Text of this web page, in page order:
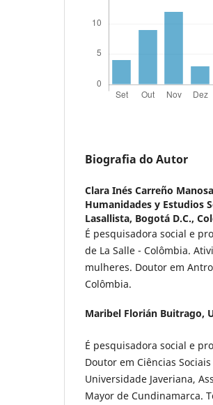
Biografia do Autor
Clara Inés Carreño
Humanidades y Estudios
Lasallista, Bogotá D.C.,
É pesquisadora social e
de La Salle - Colômbia.
mulheres. Doutor em
Colômbia.
Maribel Florián Buitrago,
É pesquisadora social e
Doutor em Ciências
Universidade Javeriana,
Mayor de Cundinamarca.